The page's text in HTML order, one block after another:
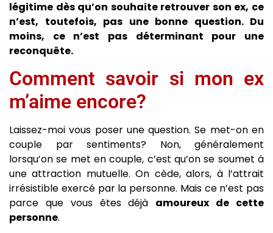
légitime dès qu’on souhaite retrouver son ex, ce
n’est, toutefois, pas une bonne question. Du
moins, ce n’est pas déterminant pour une
reconquête.
Comment savoir si mon ex
m’aime encore?
Laissez-moi vous poser une question. Se met-on en
couple par sentiments? Non, généralement
lorsqu’on se met en couple, c’est qu’on se soumet à
une attraction mutuelle. On cède, alors, à l’attrait
irrésistible exercé par la personne. Mais ce n’est pas
parce que vous êtes déjà amoureux de cette
personne.